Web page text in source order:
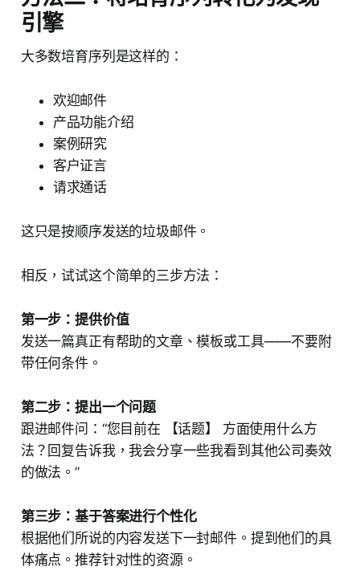
引擎
大多数培育序列是这样的：
欢迎邮件
产品功能介绍
案例研究
客户证言
请求通话
这只是按顺序发送的垃圾邮件。
相反，试试这个简单的三步方法：
第一步：提供价值
发送一篇真正有帮助的文章、模板或工具——不要附
带任何条件。
第二步：提出一个问题
跟进邮件问：“您目前在 【话题】 方面使用什么方
法？回复告诉我，我会分享一些我看到其他公司奏效
的做法。”
第三步：基于答案进行个性化
根据他们所说的内容发送下一封邮件。提到他们的具
体痛点。推荐针对性的资源。